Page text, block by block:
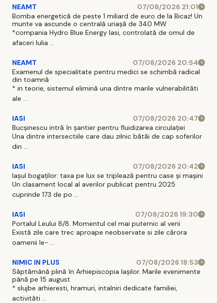
NEAMT
07/08/2026 21:01
Bomba energetică de peste 1 miliard de euro de la Bicaz! Un
munte va ascunde o centrală uriașă de 340 MW
*compania Hydro Blue Energy Iasi, controlată de omul de
afaceri Iulia ...
NEAMT
07/08/2026 20:54
Examenul de specialitate pentru medici se schimbă radical
din toamnă
* in teorie, sistemul elimină una dintre marile vulnerabilităti
ale ...
IASI
07/08/2026 20:47
Bucșinescu intră în șantier pentru fluidizarea circulației
Una dintre intersectiile care dau zilnic bătăi de cap soferilor
din ...
IASI
07/08/2026 20:42
Iașul bogaților: taxa pe lux se triplează pentru case și mașini
Un clasament local al averilor publicat pentru 2025
cuprinde 173 de po ...
IASI
07/08/2026 19:30
Portalul Leului 8/8. Momentul cel mai puternic al verii
Există zile care trec aproape neobservate si zile cărora
oamenii le- ...
NIMIC IN PLUS
07/08/2026 18:53
Săptămână plină în Arhiepiscopia Iașilor. Marile evenimente
până pe 15 august
* slujbe arhieresti, hramuri, intalniri dedicate familiei,
activităti ...